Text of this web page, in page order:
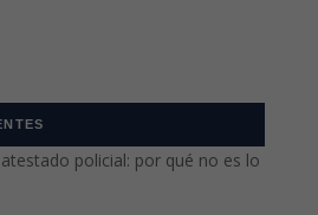
policial: por qué no es lo